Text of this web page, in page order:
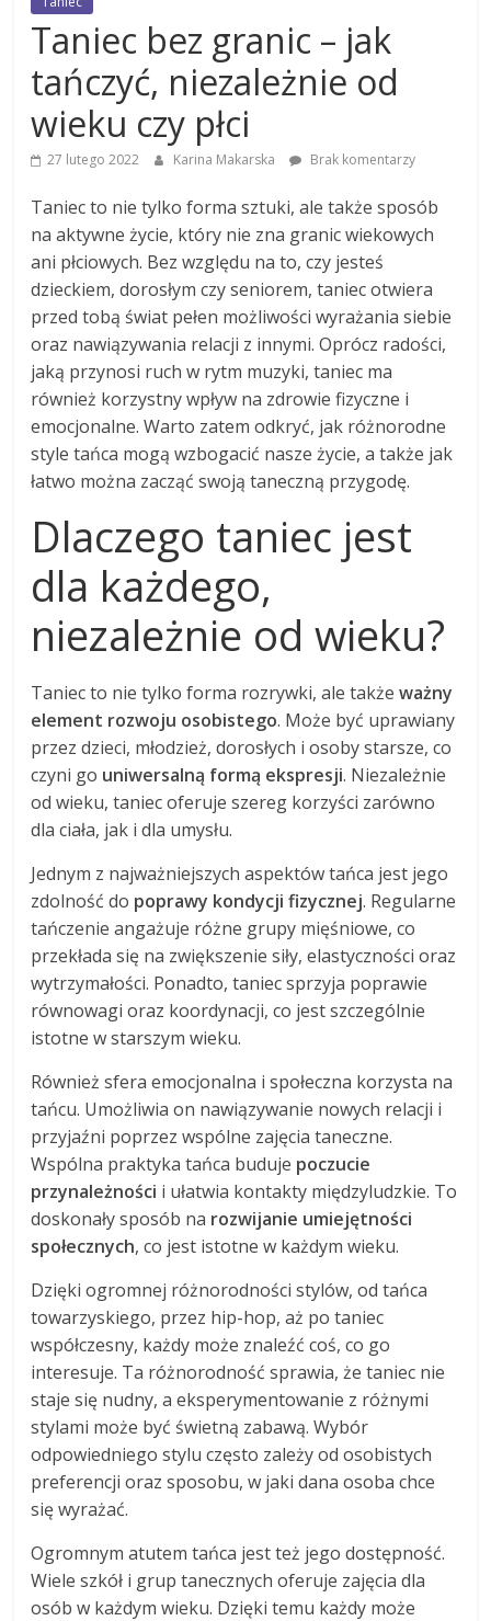
Taniec bez granic – jak
tańczyć, niezależnie od
wieku czy płci
27 lutego 2022 Karina Makarska Brak komentarzy
Taniec to nie tylko forma sztuki, ale także sposób
na aktywne życie, który nie zna granic wiekowych
ani płciowych. Bez względu na to, czy jesteś
dzieckiem, dorosłym czy seniorem, taniec otwiera
przed tobą świat pełen możliwości wyrażania siebie
oraz nawiązywania relacji z innymi. Oprócz radości,
jaką przynosi ruch w rytm muzyki, taniec ma
również korzystny wpływ na zdrowie fizyczne i
emocjonalne. Warto zatem odkryć, jak różnorodne
style tańca mogą wzbogacić nasze życie, a także jak
łatwo można zacząć swoją taneczną przygodę.
Dlaczego taniec jest
dla każdego,
niezależnie od wieku?
Taniec to nie tylko forma rozrywki, ale takżeważny
element rozwoju osobistego. Może być uprawiany
przez dzieci, młodzież, dorosłych i osoby starsze, co
czyni go uniwersalną formą ekspresji. Niezależnie
od wieku, taniec oferuje szereg korzyści zarówno
dla ciała, jak i dla umysłu.
Jednym z najważniejszych aspektów tańca jest jego
zdolność do poprawy kondycji fizycznej. Regularne
tańczenie angażuje różne grupy mięśniowe, co
przekłada się na zwiększenie siły, elastyczności oraz
wytrzymałości. Ponadto, taniec sprzyja poprawie
równowagi oraz koordynacji, co jest szczególnie
istotne w starszym wieku.
Również sfera emocjonalna i społeczna korzysta na
tańcu. Umożliwia on nawiązywanie nowych relacji i
przyjaźni poprzez wspólne zajęcia taneczne.
Wspólna praktyka tańca buduje poczucie
przynależności i ułatwia kontakty międzyludzkie. To
doskonały sposób na rozwijanie umiejętności
społecznych, co jest istotne w każdym wieku.
Dzięki ogromnej różnorodności stylów, od tańca
towarzyskiego, przez hip-hop, aż po taniec
współczesny, każdy może znaleźć coś, co go
interesuje. Ta różnorodność sprawia, że taniec nie
staje się nudny, a eksperymentowanie z różnymi
stylami może być świetną zabawą. Wybór
odpowiedniego stylu często zależy od osobistych
preferencji oraz sposobu, w jaki dana osoba chce
się wyrażać.
Ogromnym atutem tańca jest też jego dostępność.
Wiele szkół i grup tanecznych oferuje zajęcia dla
osób w każdym wieku. Dzięki temu każdy może